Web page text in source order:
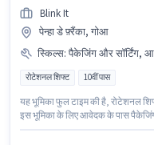
Blink It
पेन्हा डे फ़्रैंका, गोआ
स्किल्स: पैकेजिंग और सॉर्टिंग,
रोटेशनल शिफ्ट 10वीं पास
यह भूमिका फुल टाइम की है, रोटेशनल
इस भूमिका के लिए आवेदक के पास पैकेजिंग